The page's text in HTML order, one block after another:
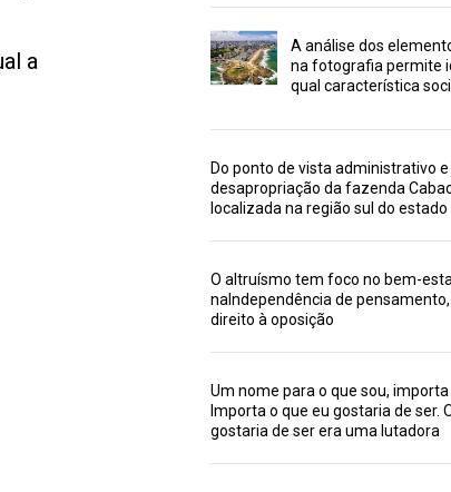
a
A análise dos
na fotografia permite
qual característica
Do ponto de vista administrativo e
desapropriação da fazenda
localizada na região sul do estado
O altruísmo tem foco no bem-
naIndependência de
direito à oposição
Um nome para o que sou, importa
Importa o que eu gostaria de ser.
gostaria de ser era uma lutadora